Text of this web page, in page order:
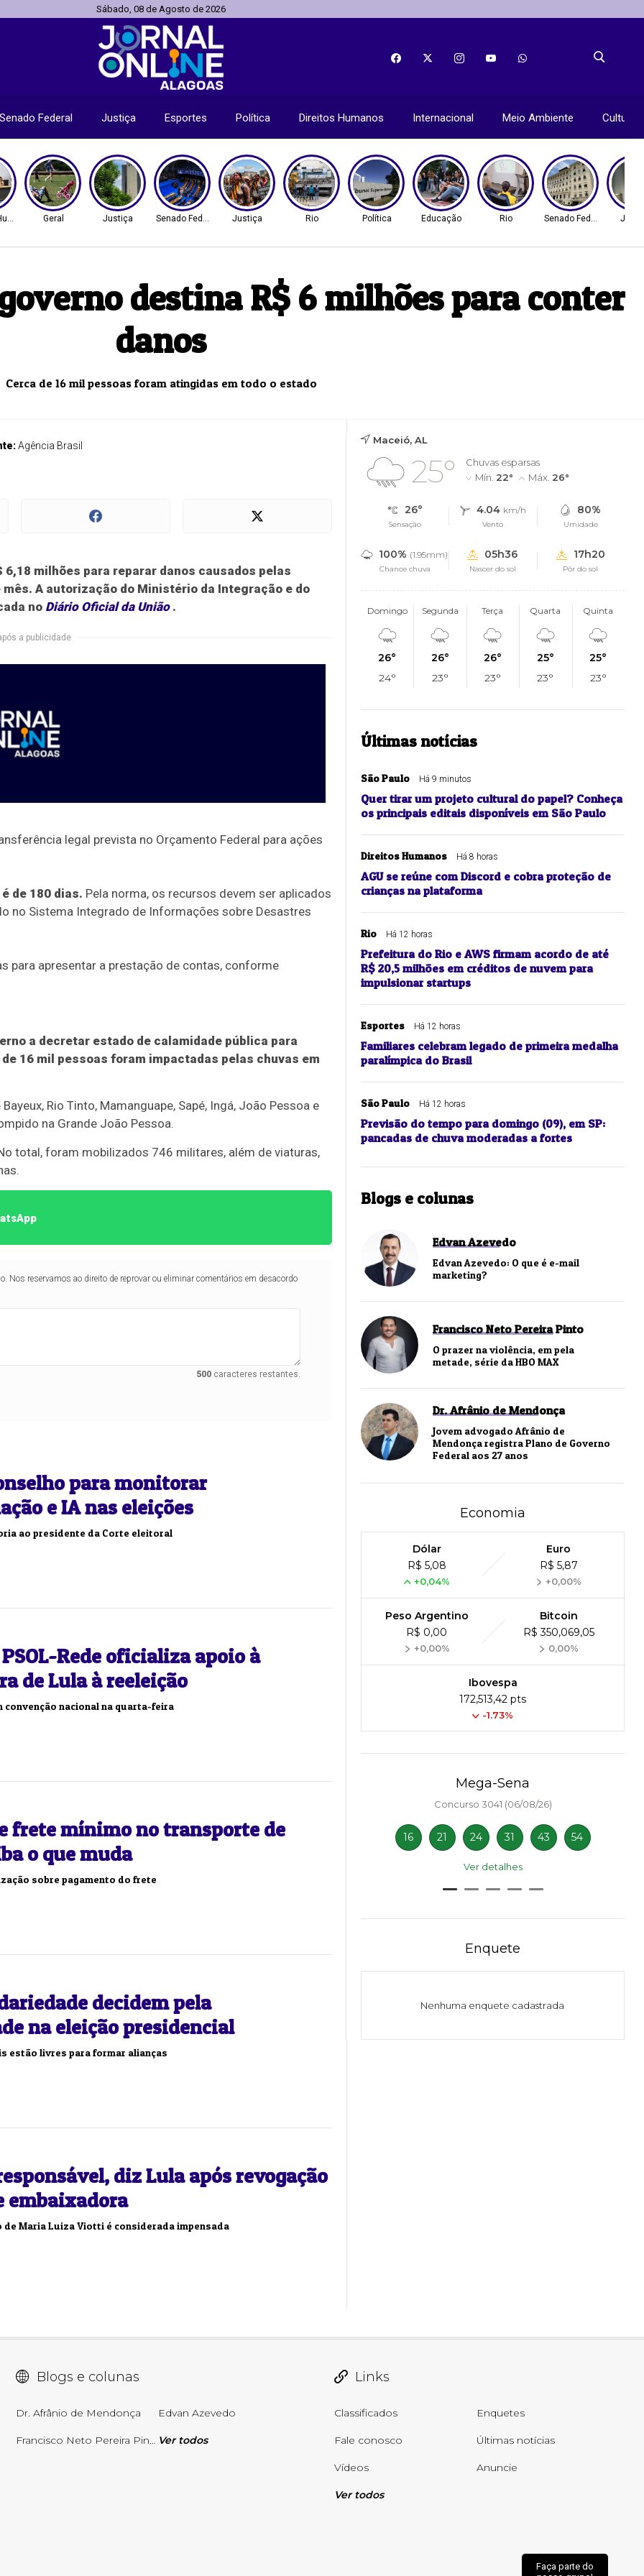
Sábado, 08 de Agosto de 2026
Senado Federal Justiça Esportes Política Direitos Humanos Internacional Meio Ambiente Cultura
Geral Justiça Senado Federal Justiça Rio Política Educação Rio Senado Federal
destina R$ 6 milhões para conter
danos
Cerca de 16 mil pessoas foram atingidas em todo o estado
Agência Brasil
milhões para reparar danos causados pelas
A autorização do Ministério da Integração e do
no Diário Oficial da União .
a publicidade
legal prevista no Orçamento Federal para ações
de 180 dias. Pela norma, os recursos devem ser aplicados
no Sistema Integrado de Informações sobre Desastres
para apresentar a prestação de contas, conforme
a decretar estado de calamidade pública para
16 mil pessoas foram impactadas pelas chuvas em
Rio Tinto, Mamanguape, Sapé, Ingá, João Pessoa e
na Grande João Pessoa.
total, foram mobilizados 746 militares, além de viaturas,
Nos reservamos ao direito de reprovar ou eliminar comentários em desacordo
500caracteres restantes.
para monitorar
e IA nas eleições
ao presidente da Corte eleitoral
Rede oficializa apoio à
de Lula à reeleição
nacional na quarta-feira
frete mínimo no transporte de
o que muda
sobre pagamento do frete
decidem pela
na eleição presidencial
estão livres para formar alianças
diz Lula após revogação
embaixadora
de Maria Luiza Viotti é considerada impensada
Maceió, AL
25°
Chuvas esparsas
Mín. 22° Máx. 26°
26°
Sensação
4.04 km/h
Vento
80%
Umidade
100% (1.95mm)
Chance chuva
05h36
Nascer do sol
17h20
Pôr do sol
Domingo
26°
24°
Segunda
26°
23°
Terça
26°
23°
Quarta
25°
23°
Quinta
25°
23°
Últimas notícias
São Paulo Há 9 minutos
Quer tirar um projeto cultural do papel? Conheça
os principais editais disponíveis em São Paulo
Direitos Humanos Há 8 horas
AGU se reúne com Discord e cobra proteção de
crianças na plataforma
Rio Há 12 horas
Prefeitura do Rio e AWS firmam acordo de até
R$ 20,5 milhões em créditos de nuvem para
impulsionar startups
Esportes Há 12 horas
Familiares celebram legado de primeira medalha
paralímpica do Brasil
São Paulo Há 12 horas
Previsão do tempo para domingo (09), em SP:
pancadas de chuva moderadas a fortes
Blogs e colunas
Edvan Azevedo
Edvan Azevedo: O que é e-mail
marketing?
Francisco Neto Pereira Pinto
O prazer na violência, em pela
metade, série da HBO MAX
Dr. Afrânio de Mendonça
Jovem advogado Afrânio de
Mendonça registra Plano de Governo
Federal aos 27 anos
Economia
Dólar
R$ 5,08
+0,04%
Euro
R$ 5,87
+0,00%
Peso Argentino
R$ 0,00
+0,00%
Bitcoin
R$ 350,069,05
0,00%
Ibovespa
172,513,42 pts
-1.73%
26)
26 27
Duplasena
03 07 08 11 28
Mega-Sena
Concurso 3041 (06/08/26)
16 21 24 31 43 54
Ver detalhes
Enquete
Nenhuma enquete cadastrada
Blogs e colunas
Dr. Afrânio de Mendonça Edvan Azevedo
Francisco Neto Pereira Pinto Ver todos
Links
Classificados Enquetes
Fale conosco Últimas notícias
Vídeos Anuncie
Ver todos
Faça parte do